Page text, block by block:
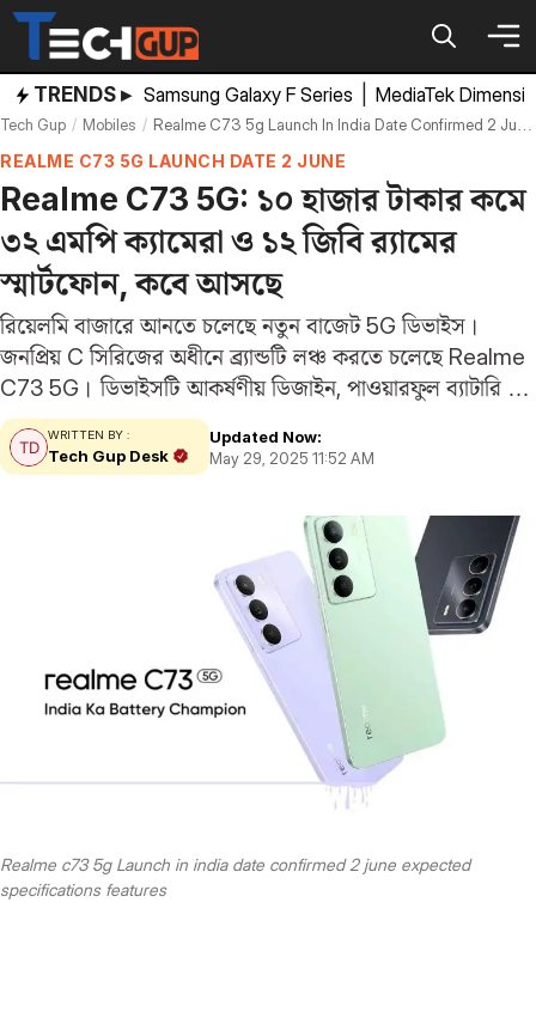
Skip
content
TRENDS ▸ Samsung Galaxy F Series MediaTek
Tech Gup Mobiles Realme C73 5g Launch In India Date Confirmed 2 June Expected Specifications Features
REALME C73 5G LAUNCH DATE 2 JUNE
Realme C73 5G: ১০ হাজার টাকার কমে
৩২ এমপি ক্যামেরা ও ১২ জিবি র‌্যামের
স্মার্টফোন, কবে আসছে
রিয়েলমি বাজারে আনতে চলেছে নতুন বাজেট 5G ডিভাইস।
জনপ্রিয় C সিরিজের অধীনে ব্র্যান্ডটি লঞ্চ করতে চলেছে Realme
C73 5G। ডিভাইসটি আকর্ষণীয় ডিজাইন, পাওয়ারফুল ব্যাটারি ও
দুর্দান্ত পারফরম্যান্স সহ গ্রাহকদের মন জয় করবে। ই-কমার্স সাইট
Flipkart ইতিমধ্যেই ডিভাইসটির জন্য একটি মাইক্রোসাইট…
WRITTEN BY :
Tech Gup Desk
Updated Now:
May 29, 2025 11:52 AM
Realme c73 5g Launch in india date confirmed 2 june expected
specifications features